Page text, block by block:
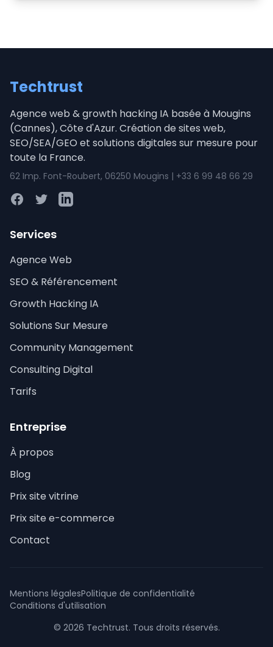
Techtrust
Agence web & growth hacking IA basée à Mougins
(Cannes), Côte d'Azur. Création de sites web,
SEO/SEA/GEO et solutions digitales sur mesure pour
toute la France.
62 Imp. Font-Roubert, 06250 Mougins | +33 6 99 48 66 29
FacebookTwitterLinkedIn
Services
Agence Web
SEO & Référencement
Growth Hacking IA
Solutions Sur Mesure
Community Management
Consulting Digital
Tarifs
Entreprise
À propos
Blog
Prix site vitrine
Prix site e-commerce
Contact
Mentions légalesPolitique de confidentialité
Conditions d'utilisation
© 2026 Techtrust. Tous droits réservés.